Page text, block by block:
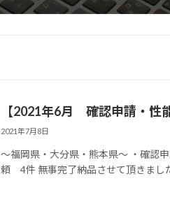
【2021年6月 確認申請・性
2021年7月8日
～福岡県・大分県・熊本県～ ・確認
頼 4件 無事完了納品させて頂きまし